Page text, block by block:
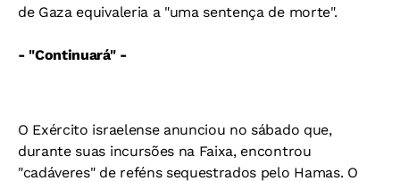
de Gaza equivaleria a "uma sentença de morte".
- "Continuará" -
O Exército israelense anunciou no sábado que,
durante suas incursões na Faixa, encontrou
"cadáveres" de reféns sequestrados pelo Hamas. O